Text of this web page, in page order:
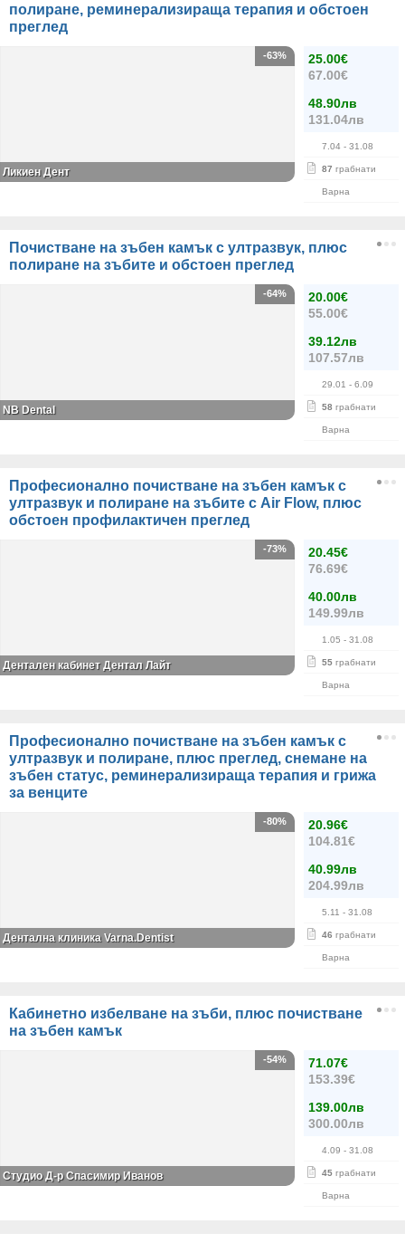
полиране, реминерализираща терапия и обстоен
преглед
25.00€
67.00€
48.90лв
131.04лв
7.04 - 31.08
87 грабнати
Варна
-63%
Ликиен Дент
Почистване на зъбен камък с ултразвук, плюс
полиране на зъбите и обстоен преглед
20.00€
55.00€
39.12лв
107.57лв
29.01 - 6.09
58 грабнати
Варна
-64%
NB Dental
Професионално почистване на зъбен камък с
ултразвук и полиране на зъбите с Air Flow, плюс
обстоен профилактичен преглед
20.45€
76.69€
40.00лв
149.99лв
1.05 - 31.08
55 грабнати
Варна
-73%
Дентален кабинет Дентал Лайт
Професионално почистване на зъбен камък с
ултразвук и полиране, плюс преглед, снемане на
зъбен статус, реминерализираща терапия и грижа
за венците
20.96€
104.81€
40.99лв
204.99лв
5.11 - 31.08
46 грабнати
Варна
-80%
Дентална клиника Varna.Dentist
Кабинетно избелване на зъби, плюс почистване
на зъбен камък
71.07€
153.39€
139.00лв
300.00лв
4.09 - 31.08
45 грабнати
Варна
-54%
Студио Д-р Спасимир Иванов